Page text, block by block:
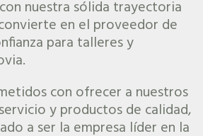
nuestra sólida trayectoria
en el proveedor de
para talleres y
con ofrecer a nuestros
y productos de calidad,
a ser la empresa líder en la